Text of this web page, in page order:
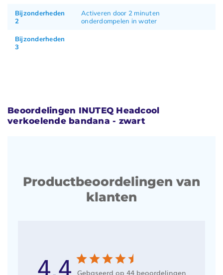
Bijzonderheden
2
Activeren door 2 minuten
onderdompelen in water
Bijzonderheden
3
Beoordelingen INUTEQ Headcool
verkoelende bandana - zwart
Productbeoordelingen van
klanten
4.4 Gebaseerd op 44 beoordelingen